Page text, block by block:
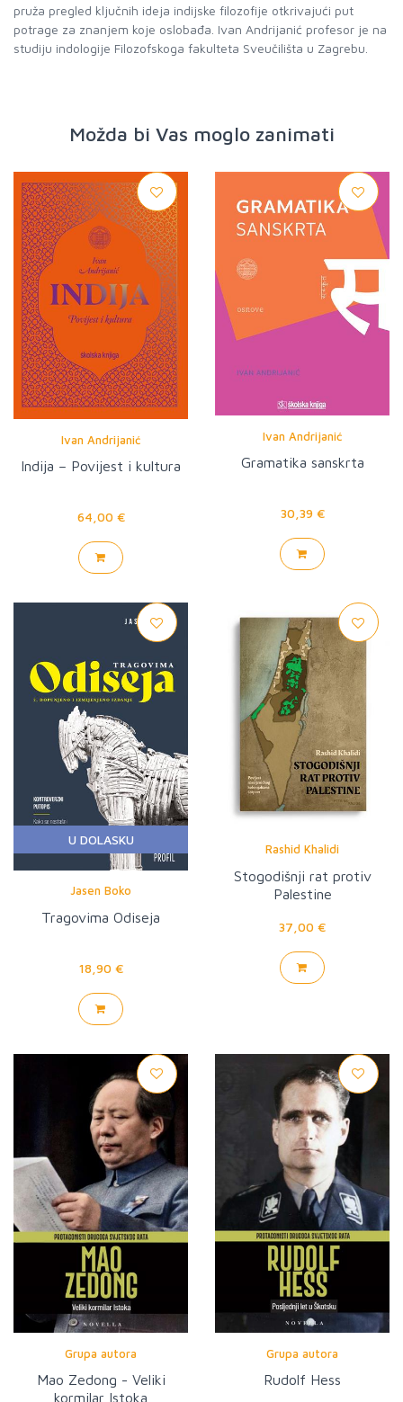
pruža pregled ključnih ideja indijske filozofije otkrivajući put
potrage za znanjem koje oslobađa. Ivan Andrijanić profesor je na
studiju indologije Filozofskoga fakulteta Sveučilišta u Zagrebu.
Možda bi Vas moglo zanimati
Ivan Andrijanić
Indija – Povijest i kultura
64,00 €
Ivan Andrijanić
Gramatika sanskrta
30,39 €
U DOLASKU
Jasen Boko
Tragovima Odiseja
18,90 €
Rashid Khalidi
Stogodišnji rat protiv
Palestine
37,00 €
Grupa autora
Mao Zedong - Veliki
kormilar Istoka
Grupa autora
Rudolf Hess